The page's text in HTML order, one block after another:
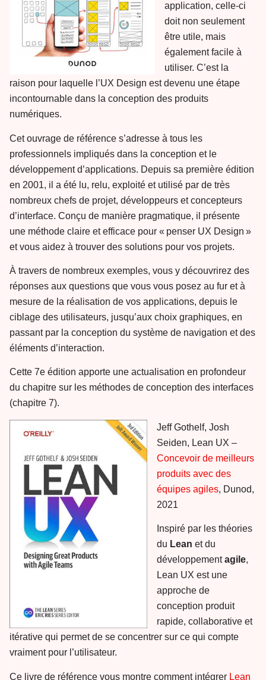
application, celle-ci
doit non seulement
être utile, mais
également facile à
utiliser. C’est la
raison pour laquelle l’UX Design est devenu une étape
incontournable dans la conception des produits
numériques.
Cet ouvrage de référence s’adresse à tous les
professionnels impliqués dans la conception et le
développement d’applications. Depuis sa première édition
en 2001, il a été lu, relu, exploité et utilisé par de très
nombreux chefs de projet, développeurs et concepteurs
d’interface. Conçu de manière pragmatique, il présente
une méthode claire et efficace pour « penser UX Design »
et vous aidez à trouver des solutions pour vos projets.
À travers de nombreux exemples, vous y découvrirez des
réponses aux questions que vous vous posez au fur et à
mesure de la réalisation de vos applications, depuis le
ciblage des utilisateurs, jusqu’aux choix graphiques, en
passant par la conception du système de navigation et des
éléments d’interaction.
Cette 7e édition apporte une actualisation en profondeur
du chapitre sur les méthodes de conception des interfaces
(chapitre 7).
Jeff Gothelf, Josh
Seiden, Lean UX –
Concevoir de meilleurs
produits avec des
équipes agiles, Dunod,
2021
Inspiré par les théories
du Lean et du
développementagile,
Lean UX est une
approche de
conception produit
rapide, collaborative et
itérative qui permet de se concentrer sur ce qui compte
vraiment pour l’utilisateur.
Ce livre de référence vous montre comment intégrer Lean